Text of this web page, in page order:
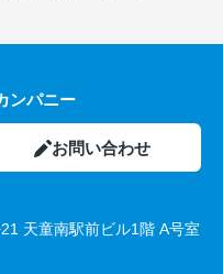
ンパニー
お問い合わせ
天童南駅前ビル1階 A号室